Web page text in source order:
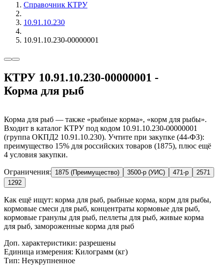
Справочник КТРУ
10.91.10.230
10.91.10.230-00000001
КТРУ 10.91.10.230-00000001 -
Корма для рыб
Корма для рыб — также «рыбные корма», «корм для рыбы».
Входит в каталог КТРУ под кодом 10.91.10.230-00000001
(группа ОКПД2 10.91.10.230). Учтите при закупке (44-ФЗ):
преимущество 15% для российских товаров (1875), плюс ещё
4 условия закупки.
Ограничения: 1875 (Преимущество) 3500-р (УИС) 471-р
2571
1292
Как ещё ищут: корма для рыб, рыбные корма, корм для рыбы,
кормовые смеси для рыб, концентраты кормовые для рыб,
кормовые гранулы для рыб, пеллеты для рыб, живые корма
для рыб, замороженные корма для рыб
Доп. характеристики: разрешены
Единица измерения: Килограмм (кг)
Тип: Неукрупненное